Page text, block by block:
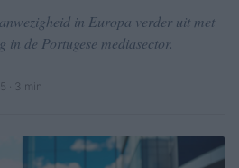
in Europa verder uit met
in de Portugese mediasector.
· 3 min